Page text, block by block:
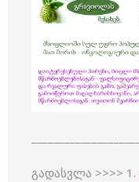
გადასვლა >>>> 1.